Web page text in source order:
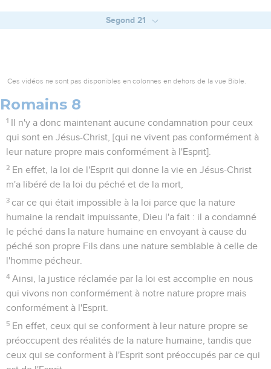
Segond 21
Ces vidéos ne sont pas disponibles en colonnes en dehors de la vue Bible.
Romains 8
1 Il n'y a donc maintenant aucune condamnation pour ceux
qui sont en Jésus-Christ, [qui ne vivent pas conformément à
leur nature propre mais conformément à l'Esprit].
2 En effet, la loi de l'Esprit qui donne la vie en Jésus-Christ
m'a libéré de la loi du péché et de la mort,
3 car ce qui était impossible à la loi parce que la nature
humaine la rendait impuissante, Dieu l'a fait : il a condamné
le péché dans la nature humaine en envoyant à cause du
péché son propre Fils dans une nature semblable à celle de
l'homme pécheur.
4 Ainsi, la justice réclamée par la loi est accomplie en nous
qui vivons non conformément à notre nature propre mais
conformément à l'Esprit.
5 En effet, ceux qui se conforment à leur nature propre se
préoccupent des réalités de la nature humaine, tandis que
ceux qui se conforment à l'Esprit sont préoccupés par ce qui